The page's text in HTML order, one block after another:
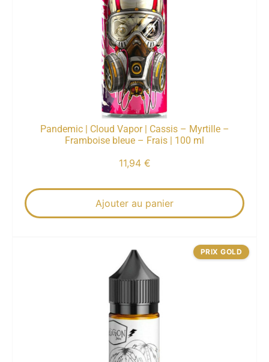
Pandemic | Cloud Vapor | Cassis – Myrtille –
Framboise bleue – Frais | 100 ml
11,94 €
Ajouter au panier
PRIX GOLD